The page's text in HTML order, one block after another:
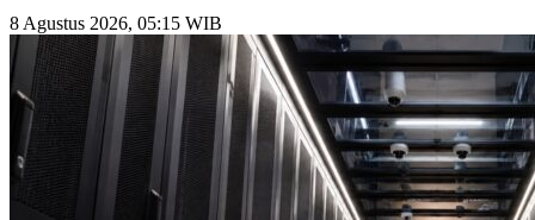
8 Agustus 2026, 05:15 WIB